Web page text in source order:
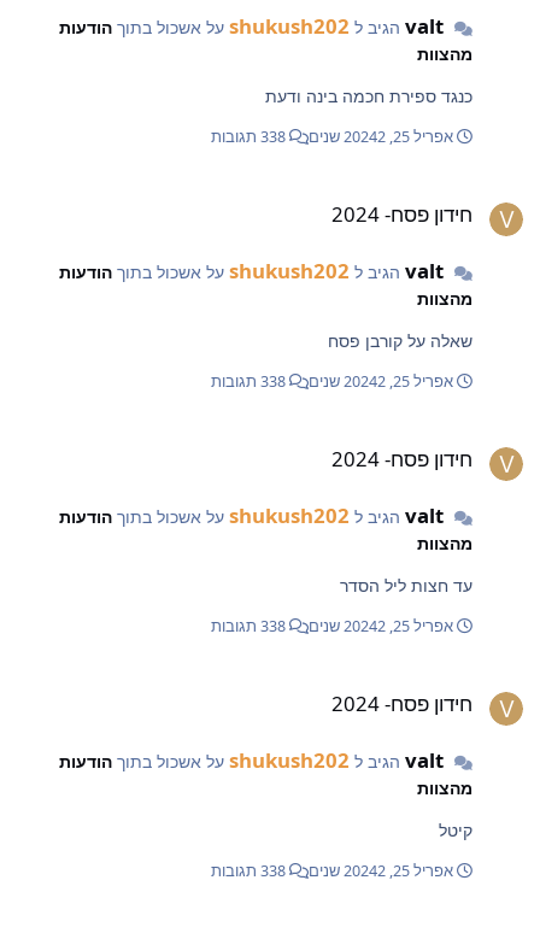
valtהגיב ל shukush202על אשכול בתוך הודעות
מהצוות
כנגד ספירת חכמה בינה ודעת
אפריל 25, 2024 2 שנים
חידון פסח- 2024
valtהגיב ל shukush202על אשכול בתוך הודעות
מהצוות
שאלה על קורבן פסח
אפריל 25, 2024 2 שנים
חידון פסח- 2024
valtהגיב ל shukush202על אשכול בתוך הודעות
מהצוות
עד חצות ליל הסדר
אפריל 25, 2024 2 שנים
חידון פסח- 2024
valtהגיב ל shukush202על אשכול בתוך הודעות
מהצוות
קיטל
אפריל 25, 2024 2 שנים